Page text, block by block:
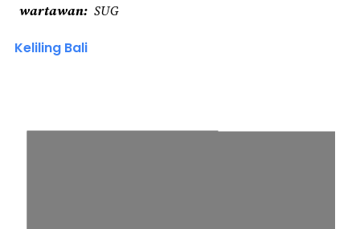
wartawan SUG
Keliling Bali